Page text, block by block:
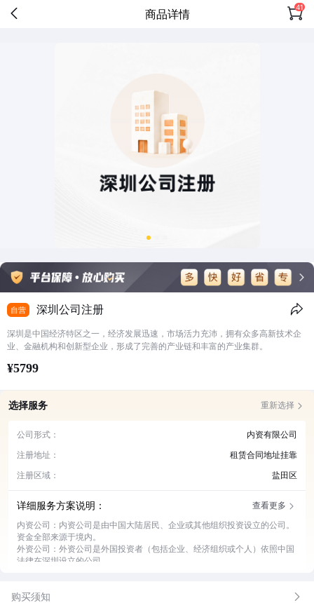
商品详情 41
自营 深圳公司注册
深圳是中国经济特区之一，经济发展迅速，市场活力充沛，拥有众多高新技术企
业、金融机构和创新型企业，形成了完善的产业链和丰富的产业集群。
¥5799
选择服务 重新选择
公司形式：
内资有限公司
注册地址：
租赁合同地址挂靠
注册区域：
盐田区
详细服务方案说明：
查看更多
内资公司：内资公司是由中国大陆居民、企业或其他组织投资设立的公司。
资金全部来源于境内。
外资公司：外资公司是外国投资者（包括企业、经济组织或个人）依照中国
法律在深圳设立的公司。
租赁凭证：公司注册后，需要实际经营、注册遇到抽查地址、办理特殊资质
购买须知